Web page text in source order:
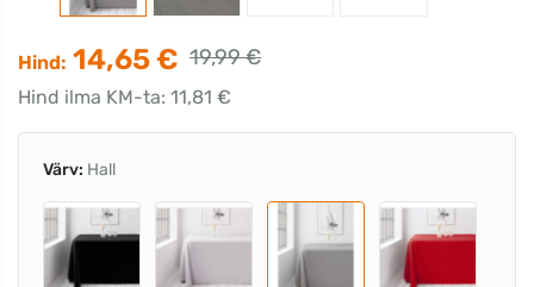
Hind: 14,65 € 19,99 €
Hind ilma KM-ta: 11,81 €
Värv: Hall